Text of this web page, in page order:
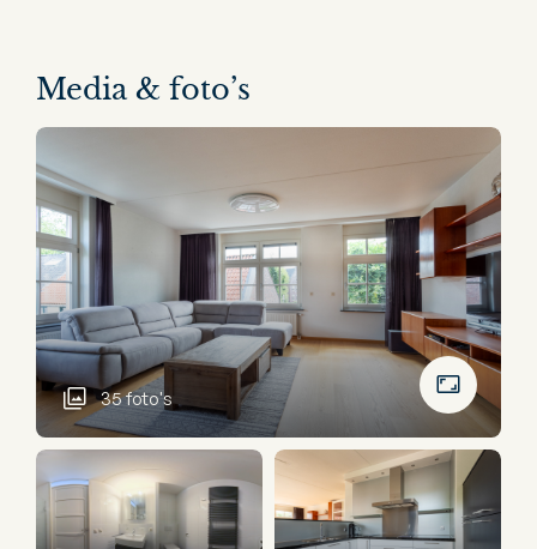
Media & foto’s
35 foto's